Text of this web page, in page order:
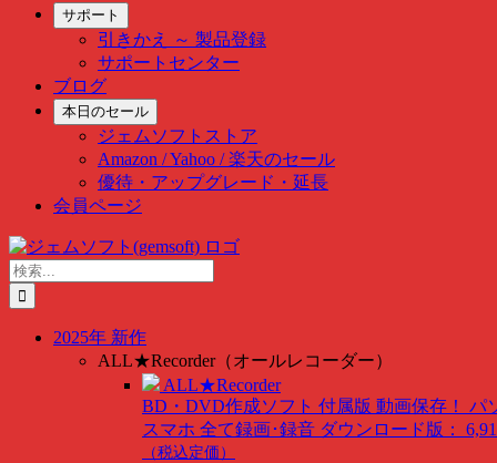
サポート
引きかえ ～ 製品登録
サポートセンター
ブログ
本日のセール
ジェムソフトストア
Amazon / Yahoo / 楽天のセール
優待・アップグレード・延長
会員ページ
Skip
to
content
検
索
…
2025年 新作
ALL★Recorder（オールレコーダー）
ALL★Recorder
BD・DVD作成ソフト 付属版 動画保存！ パ
スマホ 全て録画･録音 ダウンロード版：
（税込定価）